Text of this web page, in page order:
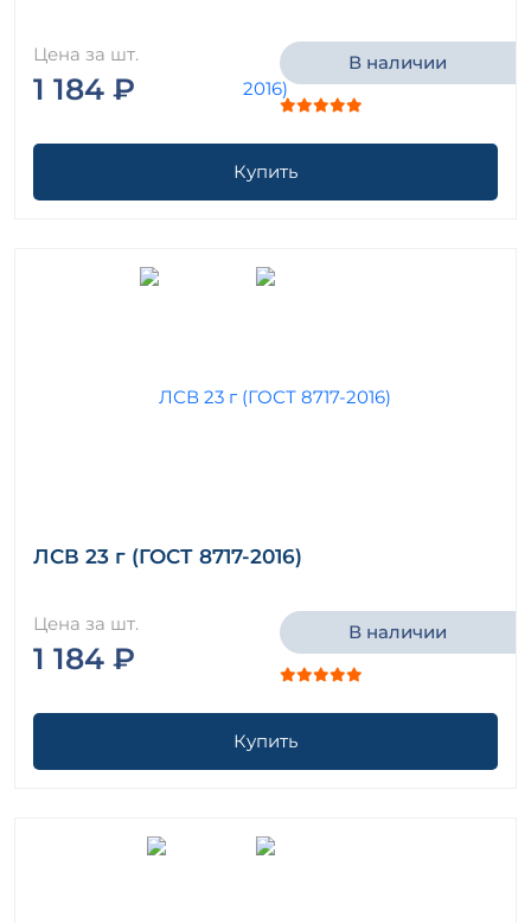
Цена за шт.
1 184 ₽
В наличии
Купить
ЛСВ 23 г (ГОСТ 8717-2016)
Цена за шт.
1 184 ₽
В наличии
Купить